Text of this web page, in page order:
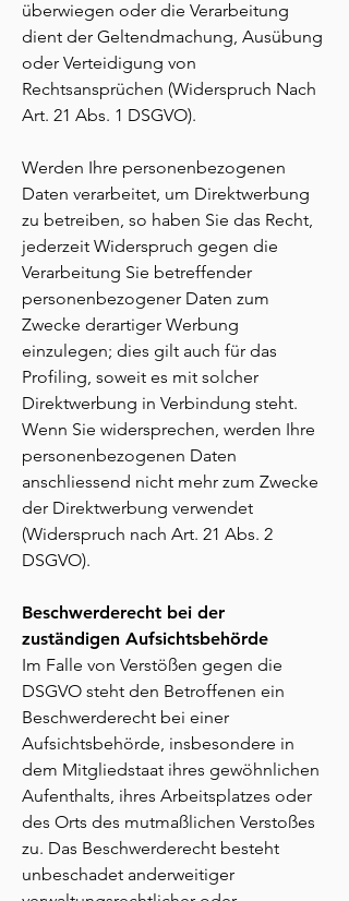
überwiegen oder die Verarbeitung
dient der Geltendmachung, Ausübung
oder Verteidigung von
Rechtsansprüchen (Widerspruch Nach
Art. 21 Abs. 1 DSGVO).
Werden Ihre personenbezogenen
Daten verarbeitet, um Direktwerbung
zu betreiben, so haben Sie das Recht,
jederzeit Widerspruch gegen die
Verarbeitung Sie betreffender
personenbezogener Daten zum
Zwecke derartiger Werbung
einzulegen; dies gilt auch für das
Profiling, soweit es mit solcher
Direktwerbung in Verbindung steht.
Wenn Sie widersprechen, werden Ihre
personenbezogenen Daten
anschliessend nicht mehr zum Zwecke
der Direktwerbung verwendet
(Widerspruch nach Art. 21 Abs. 2
DSGVO).
Beschwerderecht bei der
zuständigen Aufsichtsbehörde
Im Falle von Verstößen gegen die
DSGVO steht den Betroffenen ein
Beschwerderecht bei einer
Aufsichtsbehörde, insbesondere in
dem Mitgliedstaat ihres gewöhnlichen
Aufenthalts, ihres Arbeitsplatzes oder
des Orts des mutmaßlichen Verstoßes
zu. Das Beschwerderecht besteht
unbeschadet anderweitiger